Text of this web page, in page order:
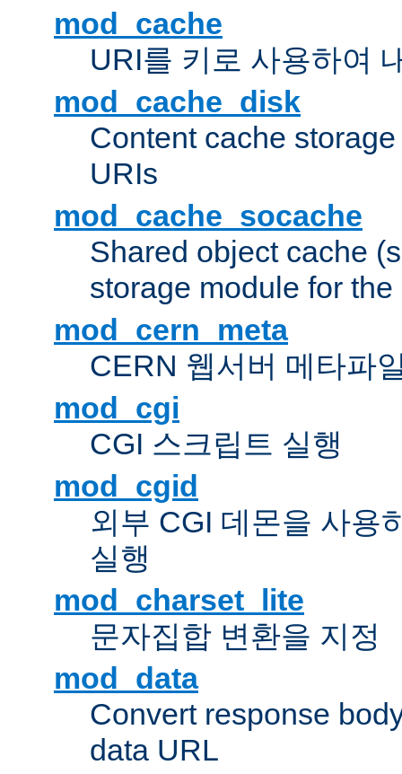
mod_cache
URI를 키로 사용하여
mod_cache_disk
Content cache
URIs
mod_cache_socache
Shared object cache
storage module for
mod_cern_meta
CERN 웹서버 메타파
mod_cgi
CGI 스크립트 실행
mod_cgid
외부 CGI 데몬을 사용
실행
mod_charset_lite
문자집합 변환을 지정
mod_data
Convert response
data URL